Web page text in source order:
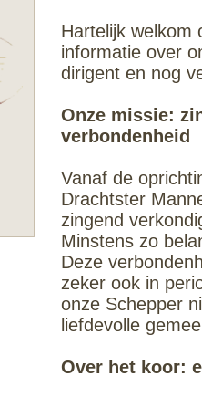
Hartelijk welkom
informatie over
dirigent en nog
Onze missie:
verbondenheid
Vanaf de
Drachtster
zingend
Minstens zo
Deze
zeker ook in
onze Schepper
liefdevolle
Over het koor: